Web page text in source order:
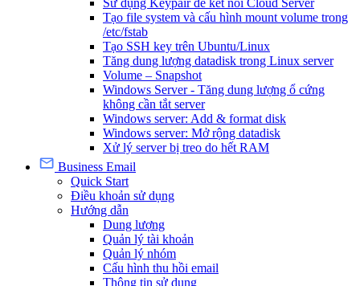
Sử dụng Keypair để kết nối Cloud Server
Tạo file system và cấu hình mount volume trong
/etc/fstab
Tạo SSH key trên Ubuntu/Linux
Tăng dung lượng datadisk trong Linux server
Volume – Snapshot
Windows Server - Tăng dung lượng ổ cứng
không cần tắt server
Windows server: Add & format disk
Windows server: Mở rộng datadisk
Xử lý server bị treo do hết RAM
Business Email
Quick Start
Điều khoản sử dụng
Hướng dẫn
Dung lượng
Quản lý tài khoản
Quản lý nhóm
Cấu hình thu hồi email
Thông tin sử dụng